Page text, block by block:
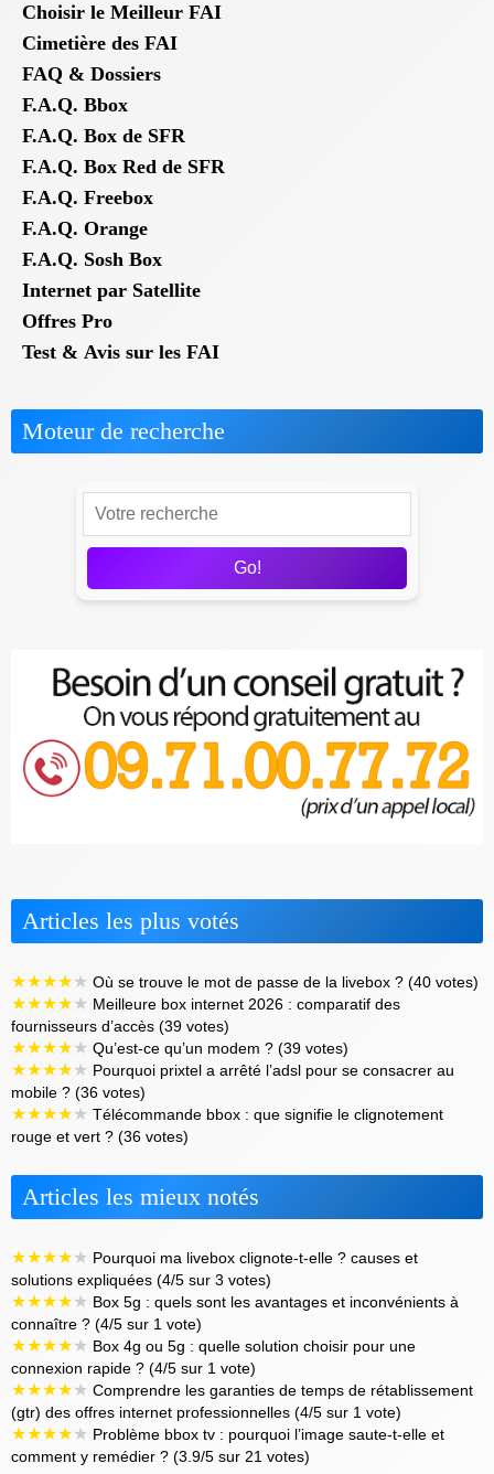
Choisir le Meilleur FAI
Cimetière des FAI
FAQ & Dossiers
F.A.Q. Bbox
F.A.Q. Box de SFR
F.A.Q. Box Red de SFR
F.A.Q. Freebox
F.A.Q. Orange
F.A.Q. Sosh Box
Internet par Satellite
Offres Pro
Test & Avis sur les FAI
Moteur de recherche
Go!
Articles les plus votés
★★★★★ Où se trouve le mot de passe de la livebox ? (40 votes)
★★★★★ Meilleure box internet 2026 : comparatif des
fournisseurs d’accès (39 votes)
★★★★★ Qu’est-ce qu’un modem ? (39 votes)
★★★★★ Pourquoi prixtel a arrêté l’adsl pour se consacrer au
mobile ? (36 votes)
★★★★★ Télécommande bbox : que signifie le clignotement
rouge et vert ? (36 votes)
Articles les mieux notés
★★★★★ Pourquoi ma livebox clignote-t-elle ? causes et
solutions expliquées (4/5 sur 3 votes)
★★★★★ Box 5g : quels sont les avantages et inconvénients à
connaître ? (4/5 sur 1 vote)
★★★★★ Box 4g ou 5g : quelle solution choisir pour une
connexion rapide ? (4/5 sur 1 vote)
★★★★★ Comprendre les garanties de temps de rétablissement
(gtr) des offres internet professionnelles (4/5 sur 1 vote)
★★★★★ Problème bbox tv : pourquoi l’image saute-t-elle et
comment y remédier ? (3.9/5 sur 21 votes)